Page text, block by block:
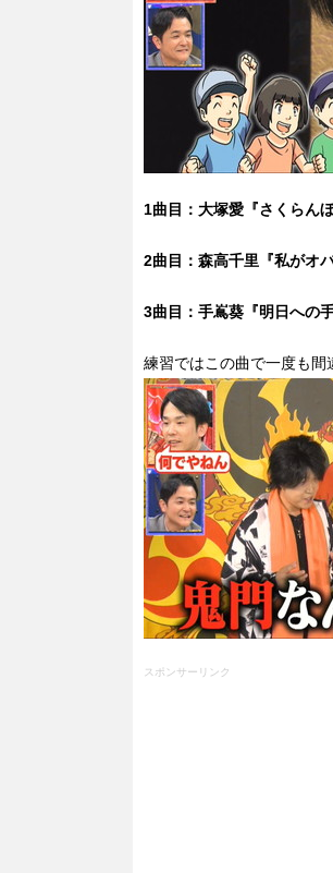
1曲目：大塚愛『さくらん
2曲目：森高千里『私がオ
3曲目：手嶌葵『明日への手
練習ではこの曲で一度も間
スポンサーリンク